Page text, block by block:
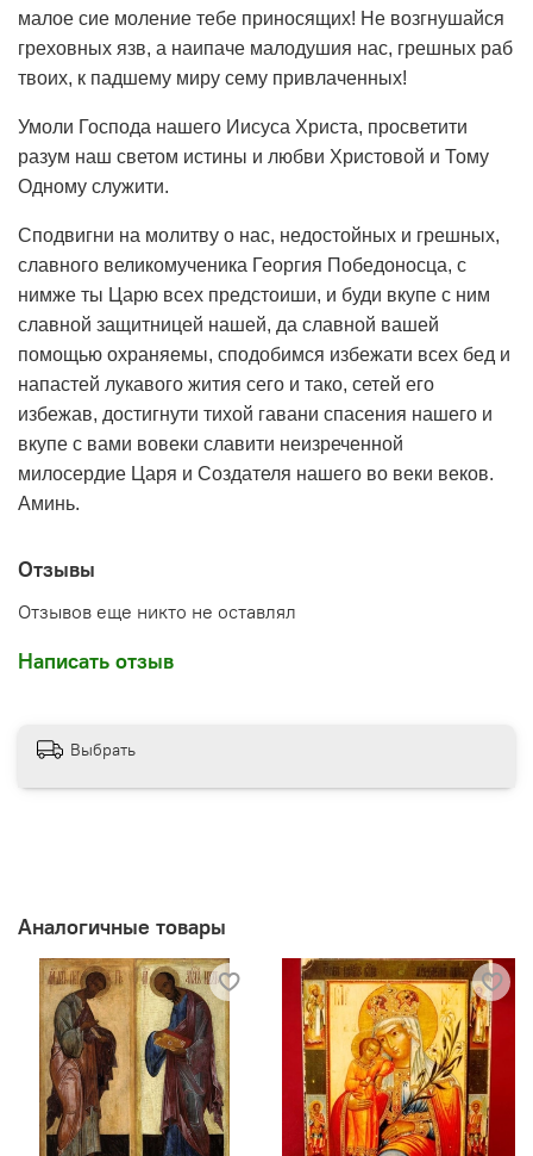
малое сие моление тебе приносящих! Не возгнушайся
греховных язв, а наипаче малодушия нас, грешных раб
твоих, к падшему миру сему привлаченных!
Умоли Господа нашего Иисуса Христа, просветити
разум наш светом истины и любви Христовой и Тому
Одному служити.
Сподвигни на молитву о нас, недостойных и грешных,
славного великомученика Георгия Победоносца, с
нимже ты Царю всех предстоиши, и буди вкупе с ним
славной защитницей нашей, да славной вашей
помощью охраняемы, сподобимся избежати всех бед и
напастей лукавого жития сего и тако, сетей его
избежав, достигнути тихой гавани спасения нашего и
вкупе с вами вовеки славити неизреченной
милосердие Царя и Создателя нашего во веки веков.
Аминь.
Отзывы
Отзывов еще никто не оставлял
Написать отзыв
Выбрать
Аналогичные товары